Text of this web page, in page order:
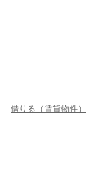
借りる（賃貸物件）